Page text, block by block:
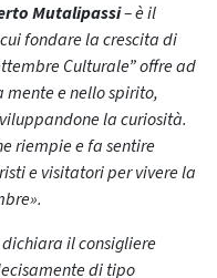
Mutalipassi– è il
fondare la crescita di
Culturale” offre ad
e nello spirito,
la curiosità.
riempie e fa sentire
e visitatori per vivere la
il consigliere
di tipo